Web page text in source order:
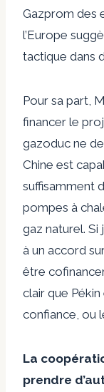
Gazprom des
l’Europe
tactique dans
Pour sa part,
financer le
gazoduc ne
Chine est
suffisamment
pompes à
gaz naturel. Si
à un accord
être
clair que
confiance, ou
La
prendre